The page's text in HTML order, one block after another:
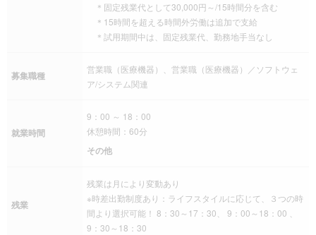
＊固定残業代として30,000円～/15時間分を含む
＊15時間を超える時間外労働は追加で支給
＊試用期間中は、固定残業代、勤務地手当なし
募集職種
営業職（医療機器）、営業職（医療機器）／ソフトウェ
ア/システム関連
就業時間
9：00 ～ 18：00
休憩時間：60分
その他
残業
残業は月により変動あり
※時差出勤制度あり：ライフスタイルに応じて、３つの時
間より選択可能！ 8：30～17：30、 9：00～18：00 、
9：30～18：30